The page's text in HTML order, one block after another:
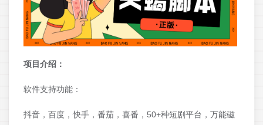
项目介绍：
软件支持功能：
抖音，百度，快手，番茄，喜番，50+种短剧平台，万能磁